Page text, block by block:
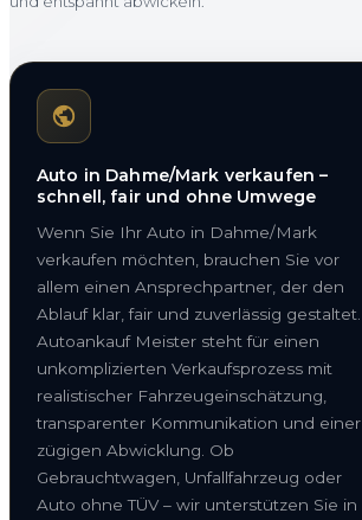
Auto in Dahme/Mark verkaufen –
schnell, fair und ohne Umwege
Wenn Sie Ihr Auto in Dahme/Mark
verkaufen möchten, brauchen Sie vor
allem einen Ansprechpartner, der den
Ablauf klar, fair und zuverlässig gestaltet.
Autoankauf Meister steht für einen
unkomplizierten Verkaufsprozess mit
realistischer Fahrzeugeinschätzung,
transparenter Kommunikation und einer
zügigen Abwicklung. Ob
Gebrauchtwagen, Unfallfahrzeug oder
Auto ohne TÜV – wir unterstützen Sie in